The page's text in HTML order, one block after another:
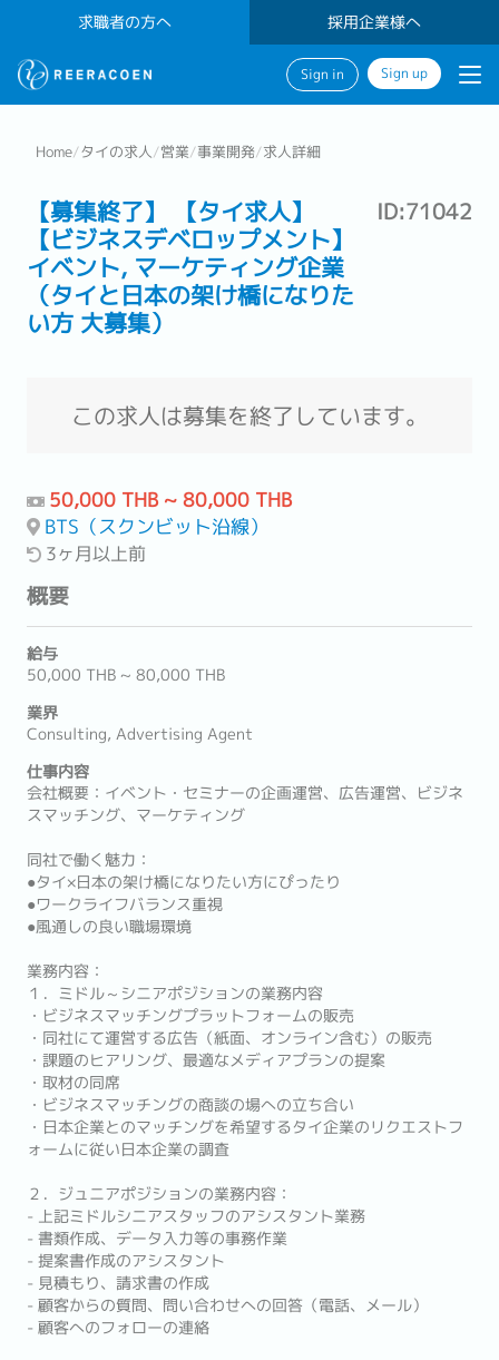
求職者の方へ 採用企業様へ
Sign in Sign up
Home/タイの求人/営業/事業開発/求人詳細
【募集終了】 【タイ求人】
【ビジネスデベロップメント】
イベント, マーケティング企業
（タイと日本の架け橋になりた
い方 大募集）
ID:71042
この求人は募集を終了しています。
50,000 THB ~ 80,000 THB
BTS（スクンビット沿線）
3ヶ月以上前
概要
給与
50,000 THB ~ 80,000 THB
業界
Consulting, Advertising Agent
仕事内容
会社概要：イベント・セミナーの企画運営、広告運営、ビジネ
スマッチング、マーケティング
同社で働く魅力：
●タイ×日本の架け橋になりたい方にぴったり
●ワークライフバランス重視
●風通しの良い職場環境
業務内容：
１．ミドル～シニアポジションの業務内容
・ビジネスマッチングプラットフォームの販売
・同社にて運営する広告（紙面、オンライン含む）の販売
・課題のヒアリング、最適なメディアプランの提案
・取材の同席
・ビジネスマッチングの商談の場への立ち合い
・日本企業とのマッチングを希望するタイ企業のリクエストフ
ォームに従い日本企業の調査
２．ジュニアポジションの業務内容：
- 上記ミドルシニアスタッフのアシスタント業務
- 書類作成、データ入力等の事務作業
- 提案書作成のアシスタント
- 見積もり、請求書の作成
- 顧客からの質問、問い合わせへの回答（電話、メール）
- 顧客へのフォローの連絡